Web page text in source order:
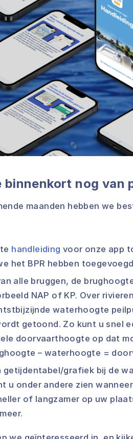
binnenkort nog van
maanden hebben we
handleiding voor onze app
het BPR hebben
alle bruggen, de
NAP of KP. Over
waterhoogte
getoond. Zo kunt u snel
doorvaarthoogte op dat
– waterhoogte =
getijdentabel/grafiek bij de
u onder andere zien
of langzamer op uw